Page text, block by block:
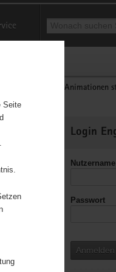
Animationen
Informationen
Login
Nutzername
Passwort
Anmelden
Seite